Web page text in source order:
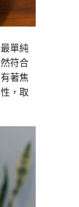
單純
符合
著焦
，取